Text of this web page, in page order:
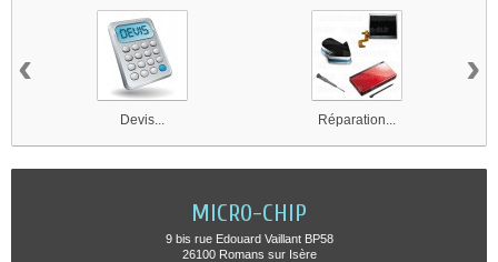
Devis... Réparation...
‹ ›
MICRO-CHIP
9 bis rue Edouard Vaillant BP58
26100 Romans sur Isère